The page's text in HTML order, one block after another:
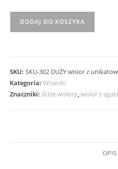
DODAJ DO KOSZYKA
SKU: SKU-302 DUŻY wisior z
Kategoria: Wisiorki
Znaczniki: duże wisiory,wisior z
OPIS